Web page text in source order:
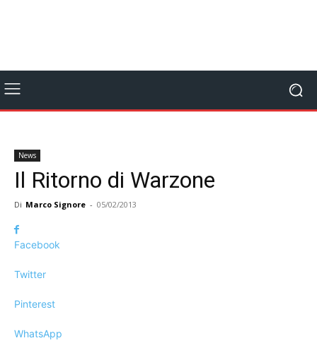
News
Il Ritorno di Warzone
Di Marco Signore - 05/02/2013
Facebook
Twitter
Pinterest
WhatsApp